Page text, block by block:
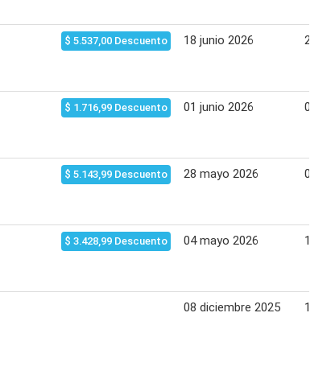
$ 5.537,00 Descuento 18 junio 2026 22
$ 1.716,99 Descuento 01 junio 2026 07
$ 5.143,99 Descuento 28 mayo 2026 01
$ 3.428,99 Descuento 04 mayo 2026 11
08 diciembre 2025 15